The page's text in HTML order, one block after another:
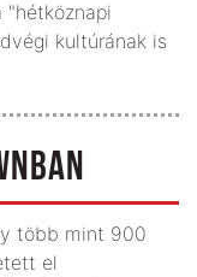
"hétköznapi
kultúrának is
több mint 900
el